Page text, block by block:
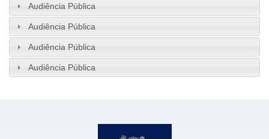
Audiência Pública
Audiência Pública
Audiência Pública
Audiência Pública